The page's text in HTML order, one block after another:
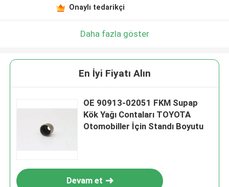
Onaylı tedarikçi
Daha fazla göster
En İyi Fiyatı Alın
OE 90913-02051 FKM Supap
Kök Yağı Contaları TOYOTA
Otomobiller İçin Standı Boyutu
Devam et